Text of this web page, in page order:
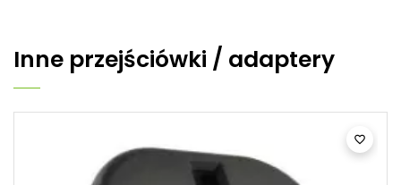
Inne przejściówki / adaptery
